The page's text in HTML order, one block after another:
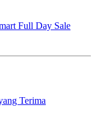
Full Day Sale
Terima